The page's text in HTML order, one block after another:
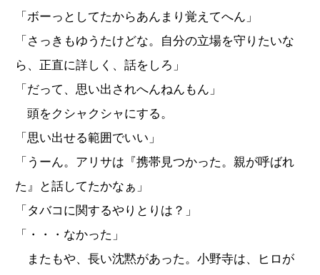
「ボーっとしてたからあんまり覚えてへん」
「さっきもゆうたけどな。自分の立場を守りたいな
ら、正直に詳しく、話をしろ」
「だって、思い出されへんねんもん」
頭をクシャクシャにする。
「思い出せる範囲でいい」
「うーん。アリサは『携帯見つかった。親が呼ばれ
た』と話してたかなぁ」
「タバコに関するやりとりは？」
「・・・なかった」
またもや、長い沈黙があった。小野寺は、ヒロが